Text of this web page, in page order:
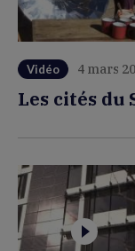
Vidéo 4 mars
Les cités du